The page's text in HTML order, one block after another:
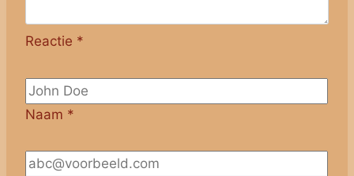
Reactie *
Naam *